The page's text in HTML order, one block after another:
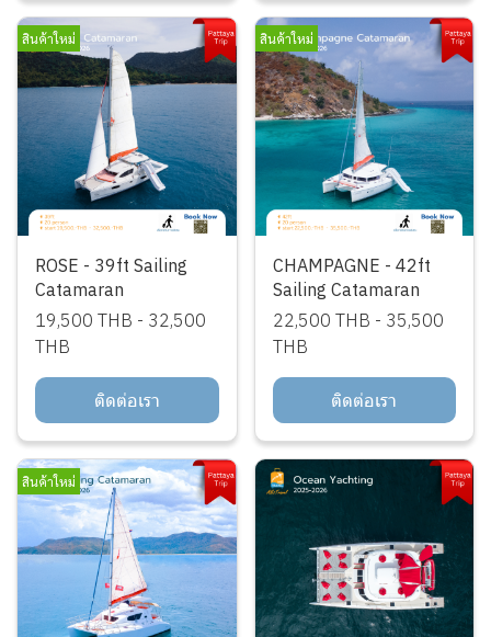
สินค้าใหม่
ROSE - 39ft Sailing
Catamaran
19,500 THB - 32,500
THB
ติดต่อเรา
สินค้าใหม่
CHAMPAGNE - 42ft
Sailing Catamaran
22,500 THB - 35,500
THB
ติดต่อเรา
สินค้าใหม่